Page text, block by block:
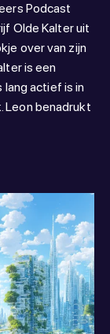
Podcast
Olde Kalter uit
over van zijn
is een
actief is in
Leon benadrukt